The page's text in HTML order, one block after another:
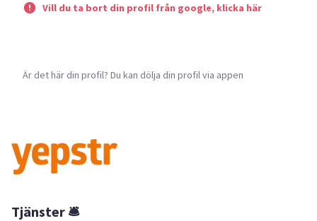
Vill du ta bort din profil från google, klicka här
Är det här din profil? Du kan dölja din profil via appen
Tjänster 🛎